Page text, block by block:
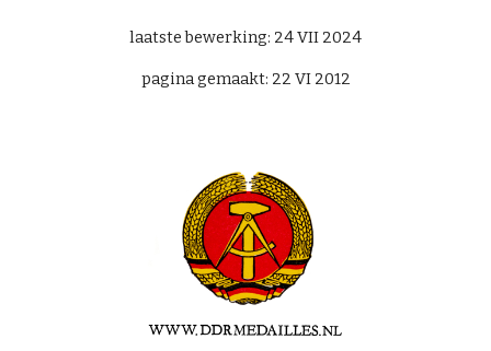
laatste bewerking: 24 VII 2024
pagina gemaakt: 22 VI 2012